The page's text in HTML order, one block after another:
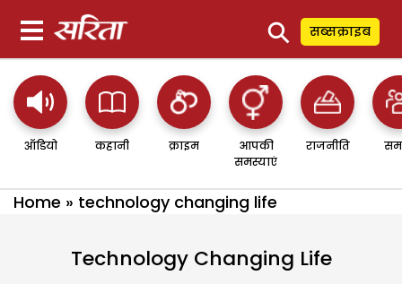
⚲ सब्सक्राइब
ऑडियो कहानी क्राइम
आपकी
समस्याएं
राजनीति
Home » technology changing life
Technology Changing Life